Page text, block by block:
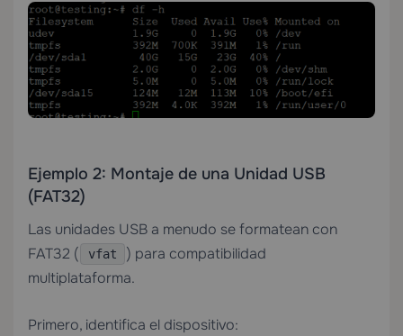
Ejemplo 2: Montaje de una Unidad USB
(FAT32)
Las unidades USB a menudo se formatean con
FAT32 (
vfat
) para compatibilidad
multiplataforma.
Primero, identifica el dispositivo: